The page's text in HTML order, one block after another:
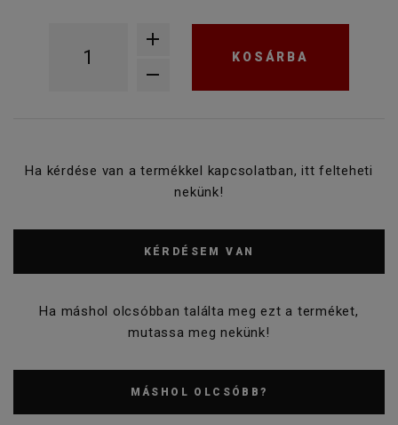
KOSÁRBA
Ha kérdése van a termékkel kapcsolatban, itt felteheti
nekünk!
KÉRDÉSEM VAN
Ha máshol olcsóbban találta meg ezt a terméket,
mutassa meg nekünk!
MÁSHOL OLCSÓBB?